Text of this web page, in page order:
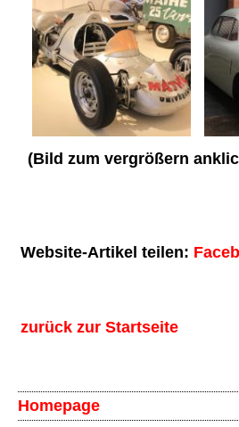
(Bild zum vergrößern
Website-Artikel teilen:
zurück zur Startseite
Homepage